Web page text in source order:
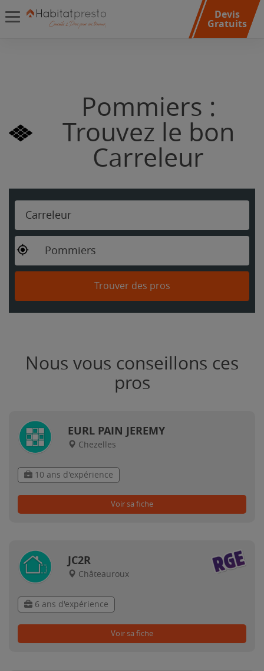
Devis
Gratuits
Pommiers :
Trouvez le bon
Carreleur
Carreleur
Pommiers
Trouver des pros
Nous vous conseillons ces
pros
EURL PAIN JEREMY
Chezelles
10 ans d'expérience
Voir sa fiche
JC2R
Châteauroux
6 ans d'expérience
Voir sa fiche